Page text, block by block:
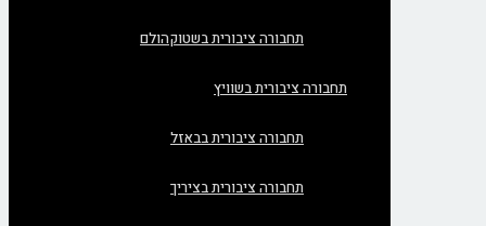
תחבורה ציבורית בשטוקהולם
תחבורה ציבורית בשוויץ
תחבורה ציבורית בבאזל
תחבורה ציבורית בציריך